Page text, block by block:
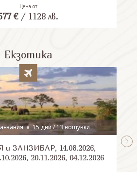
Цена от
€/ 1128 лв.
Екзотика
15 дни / 13 нощувки
ЗАНЗИБАР, 14.08.2026,
20.11.2026, 04.12.2026